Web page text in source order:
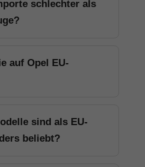
Neuwagen
Angebote für
Astra, Mokka,